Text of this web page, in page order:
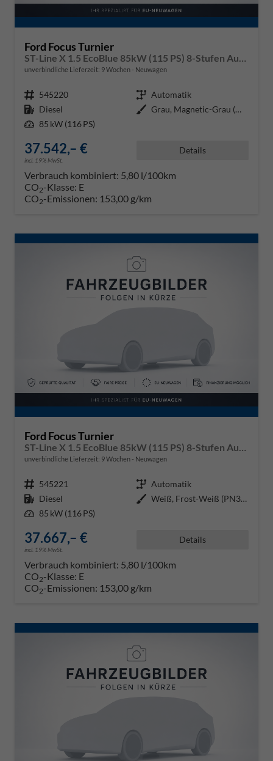
Ford Focus Turnier
unverbindliche Lieferzeit: 9 Wochen Neuwagen
Fahrzeugnr. 545220 Getriebe Automatik
Kraftstoff Diesel Außenfarbe
Grau, Magnetic-Grau (Metallic) (
Leistung 85 kW (116 PS)
37.542,– €
incl. 19% MwSt.
Details
Verbrauch kombiniert: 5,80 l/100km
CO2-Klasse: E
CO2-Emissionen: 153,00 g/km
Ford Focus Turnier
unverbindliche Lieferzeit: 9 Wochen Neuwagen
Fahrzeugnr. 545221 Getriebe Automatik
Kraftstoff Diesel Außenfarbe
Weiß, Frost-Weiß (PN3GZ0)
Leistung 85 kW (116 PS)
37.667,– €
incl. 19% MwSt.
Details
Verbrauch kombiniert: 5,80 l/100km
CO2-Klasse: E
CO2-Emissionen: 153,00 g/km